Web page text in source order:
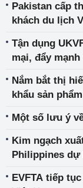
Pakistan cấp
khách du lịch
Tận dụng
mại, đẩy
Nắm bắt thị
khẩu sản
Một số lưu ý
Kim ngạch
Philippines dự
EVFTA tiếp